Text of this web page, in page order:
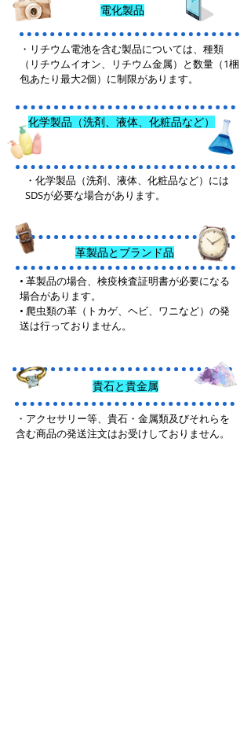
電化製品
・リチウム電池を含む製品については、種類
（リチウムイオン、リチウム金属）と数量（1梱
包あたり最大2個）に制限があります。
化学製品（洗剤、液体、化粧品など）
・化学製品（洗剤、液体、化粧品など）には
SDSが必要な場合があります。
革製品とブランド品
• 革製品の場合、検疫検査証明書が必要になる
場合があります。
• 爬虫類の革（トカゲ、ヘビ、ワニなど）の発
送は行っておりません。
貴石と貴金属
・アクセサリー等、貴石・金属類及びそれらを
含む商品の発送注文はお受けしておりません。